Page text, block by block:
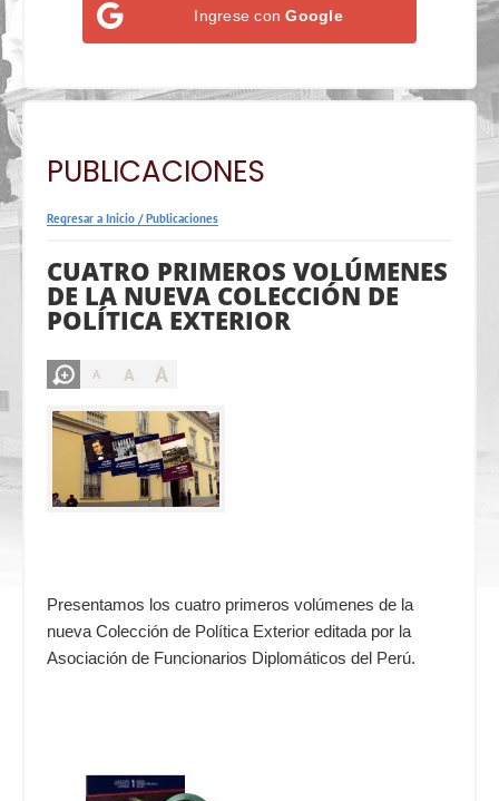
Ingrese conGoogle
PUBLICACIONES
Regresar a Inicio /Publicaciones
CUATRO PRIMEROS VOLÚMENES
DE LA NUEVA COLECCIÓN DE
POLÍTICA EXTERIOR
A A A
Presentamos los cuatro primeros volúmenes de la
nueva Colección de Política Exterior editada por la
Asociación de Funcionarios Diplomáticos del Perú.